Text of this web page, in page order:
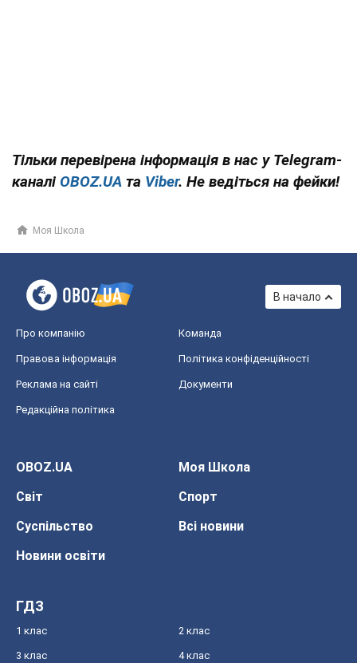
Тільки перевірена інформація в нас у Telegram-
каналі OBOZ.UA та Viber. Не ведіться на фейки!
Моя Школа
В начало
Про компанію Команда
Правова інформація Політика конфіденційності
Реклама на сайті Документи
Редакційна політика
OBOZ.UA
Моя Школа
Світ
Спорт
Суспільство
Всі новини
Новини освіти
ГДЗ
1 клас 2 клас
3 клас 4 клас